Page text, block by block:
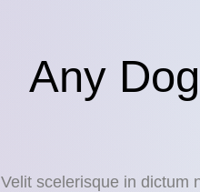
Any
Velit scelerisque in dictum